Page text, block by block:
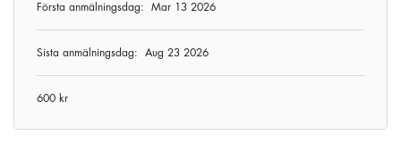
Första anmälningsdag: Mar 13 2026
Sista anmälningsdag: Aug 23 2026
600 kr